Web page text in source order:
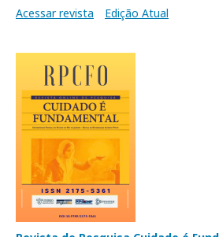
Acessar revista
Edição Atual